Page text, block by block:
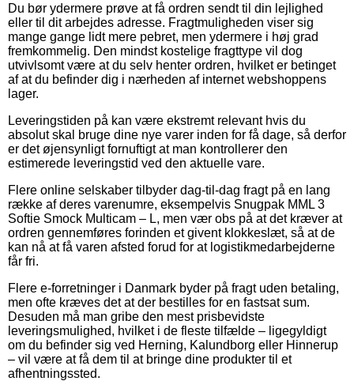
Du bør ydermere prøve at få ordren sendt til din lejlighed
eller til dit arbejdes adresse. Fragtmuligheden viser sig
mange gange lidt mere pebret, men ydermere i høj grad
fremkommelig. Den mindst kostelige fragttype vil dog
utvivlsomt være at du selv henter ordren, hvilket er betinget
af at du befinder dig i nærheden af internet webshoppens
lager.
Leveringstiden på kan være ekstremt relevant hvis du
absolut skal bruge dine nye varer inden for få dage, så derfor
er det øjensynligt fornuftigt at man kontrollerer den
estimerede leveringstid ved den aktuelle vare.
Flere online selskaber tilbyder dag-til-dag fragt på en lang
række af deres varenumre, eksempelvis Snugpak MML 3
Softie Smock Multicam – L, men vær obs på at det kræver at
ordren gennemføres forinden et givent klokkeslæt, så at de
kan nå at få varen afsted forud for at logistikmedarbejderne
får fri.
Flere e-forretninger i Danmark byder på fragt uden betaling,
men ofte kræves det at der bestilles for en fastsat sum.
Desuden må man gribe den mest prisbevidste
leveringsmulighed, hvilket i de fleste tilfælde – ligegyldigt
om du befinder sig ved Herning, Kalundborg eller Hinnerup
– vil være at få dem til at bringe dine produkter til et
afhentningssted.